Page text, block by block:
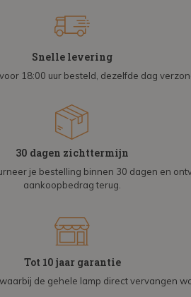
Snelle levering
18:00 uur besteld, dezelfde dag
30 dagen zichttermijn
je bestelling binnen 30 dagen en
aankoopbedrag terug.
Tot 10 jaar garantie
de gehele lamp direct vervangen